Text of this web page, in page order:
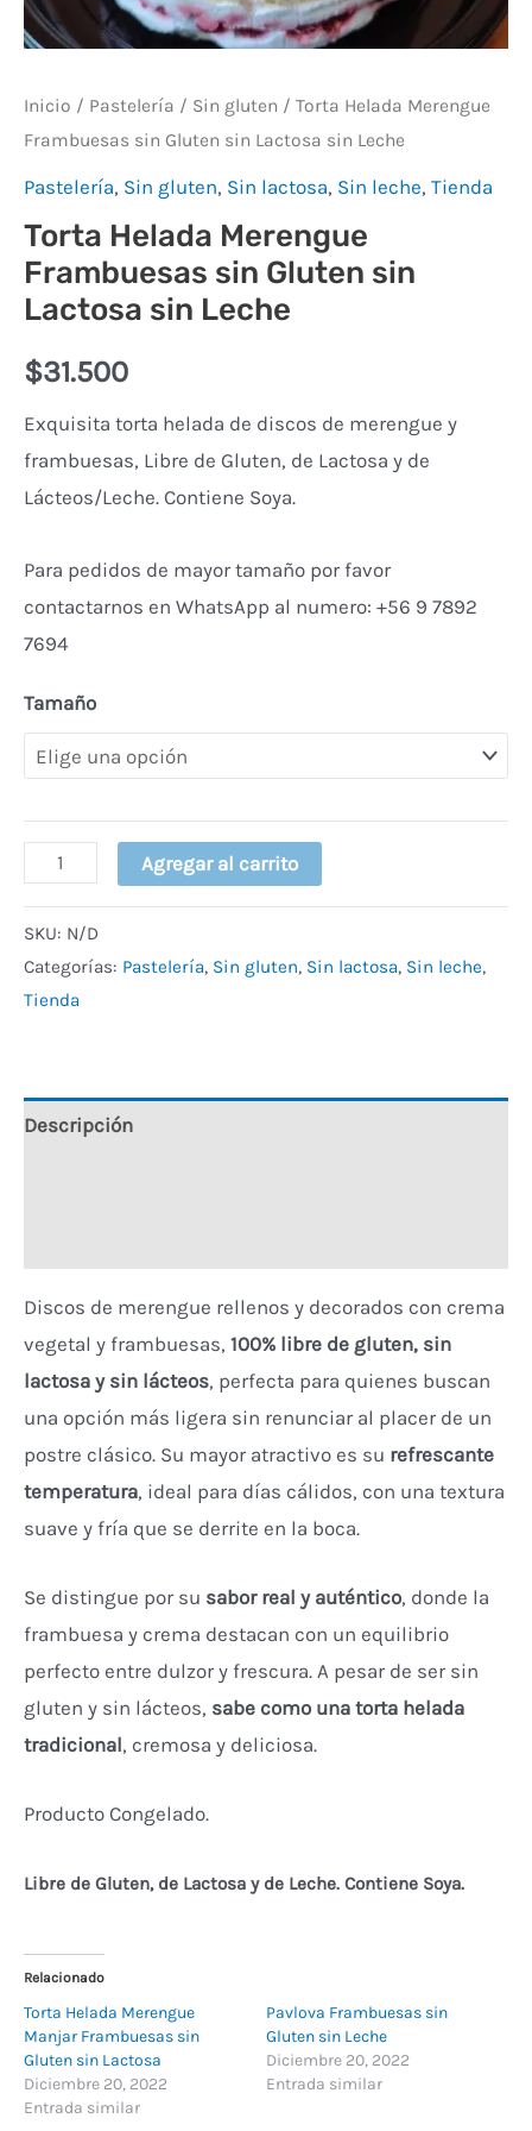
Inicio / Pastelería / Sin gluten / Torta Helada Merengue
Frambuesas sin Gluten sin Lactosa sin Leche
Pastelería, Sin gluten, Sin lactosa, Sin leche, Tienda
Torta Helada Merengue
Frambuesas sin Gluten sin
Lactosa sin Leche
$31.500
Exquisita torta helada de discos de merengue y
frambuesas, Libre de Gluten, de Lactosa y de
Lácteos/Leche. Contiene Soya.
Para pedidos de mayor tamaño por favor
contactarnos en WhatsApp al numero: +56 9 7892
7694
Tamaño
Leche
cantidad
Agregar al carrito
SKU: N/D
Categorías: Pastelería, Sin gluten, Sin lactosa, Sin leche,
Tienda
Descripción
Discos de merengue rellenos y decorados con crema
vegetal y frambuesas, 100% libre de gluten, sin
lactosa y sin lácteos, perfecta para quienes buscan
una opción más ligera sin renunciar al placer de un
postre clásico. Su mayor atractivo es su refrescante
temperatura, ideal para días cálidos, con una textura
suave y fría que se derrite en la boca.
Se distingue por su sabor real y auténtico, donde la
frambuesa y crema destacan con un equilibrio
perfecto entre dulzor y frescura. A pesar de ser sin
gluten y sin lácteos, sabe como una torta helada
tradicional, cremosa y deliciosa.
Producto Congelado.
Libre de Gluten, de Lactosa y de Leche. Contiene Soya.
Relacionado
Torta Helada Merengue
Manjar Frambuesas sin
Gluten sin Lactosa
Diciembre 20, 2022
Entrada similar
Pavlova Frambuesas sin
Gluten sin Leche
Diciembre 20, 2022
Entrada similar